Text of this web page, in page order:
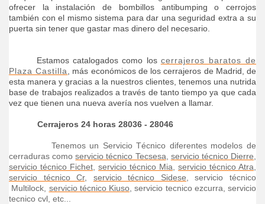
ofrecer la instalación de bombillos antibumping o cerrojos
también con el mismo sistema para dar una seguridad extra a su
puerta sin tener que gastar mas dinero del necesario.
Estamos catalogados como los cerrajeros baratos de
Plaza Castilla, más económicos de los cerrajeros de Madrid, de
esta manera y gracias a la nuestros clientes, tenemos una nutrida
base de trabajos realizados a través de tanto tiempo ya que cada
vez que tienen una nueva avería nos vuelven a llamar.
Cerrajeros 24 horas 28036 - 28046
Tenemos un Servicio Técnico diferentes modelos de
cerraduras como servicio técnico Tecsesa, servicio técnico Dierre,
servicio técnico Fichet, servicio técnico Mia, servicio técnico Atra,
servicio técnico Cr, servicio técnico Sidese, servicio técnico
Multilock, servicio técnico Kiuso, servicio tecnico ezcurra, servicio
tecnico cvl, etc...